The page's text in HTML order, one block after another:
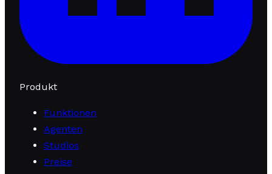
Produkt
Funktionen
Agenten
Studios
Preise